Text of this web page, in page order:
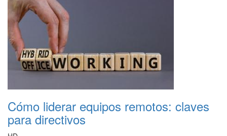
Cómo liderar equipos remotos: claves
para directivos